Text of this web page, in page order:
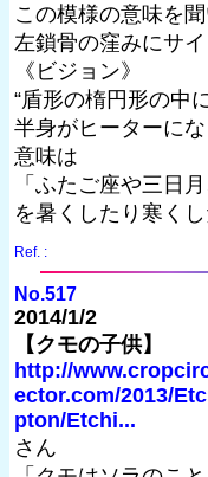
この模様の意味を
左鎖骨の窪みにサイ
《ビジョン》
“盾形の楕円形の中
半身がヒーターに
意味は
「ふたご座や三日
を暑くしたり寒く
Ref. :
No.517
2014/1/2
【クモの子供】
http://
ector.com/2013/
pton/Etchi...
さん